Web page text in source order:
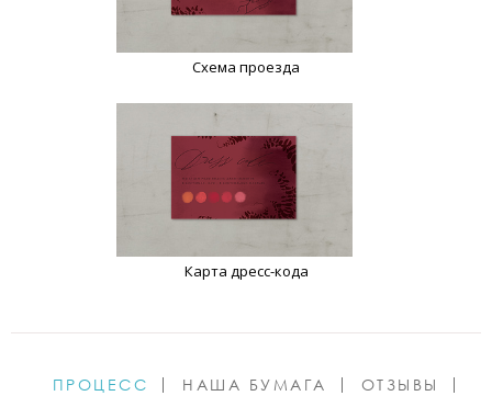
Схема проезда
Карта дресс-кода
ПРОЦЕСС НАША БУМАГА
ОТЗЫВЫ